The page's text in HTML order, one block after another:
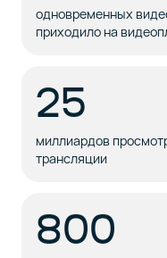
одновременных
приходило на
25
миллиардов
трансляции
800